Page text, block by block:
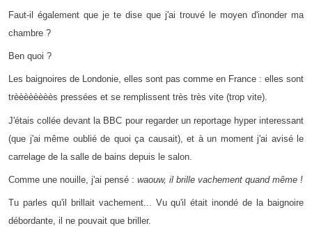
Faut-il également que je te dise que j'ai trouvé le moyen d'inonder ma
chambre ?
Ben quoi ?
Les baignoires de Londonie, elles sont pas comme en France : elles sont
trèèèèèèèès pressées et se remplissent très très vite (trop vite).
J'étais collée devant la BBC pour regarder un reportage hyper interessant
(que j'ai même oublié de quoi ça causait), et à un moment j'ai avisé le
carrelage de la salle de bains depuis le salon.
Comme une nouille, j'ai pensé : waouw, il brille vachement quand même !
Tu parles qu'il brillait vachement... Vu qu'il était inondé de la baignoire
débordante, il ne pouvait que briller.